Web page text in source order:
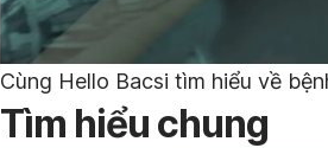
Cùng Hello Bacsi tìm hiểu về
Tìm hiểu chung